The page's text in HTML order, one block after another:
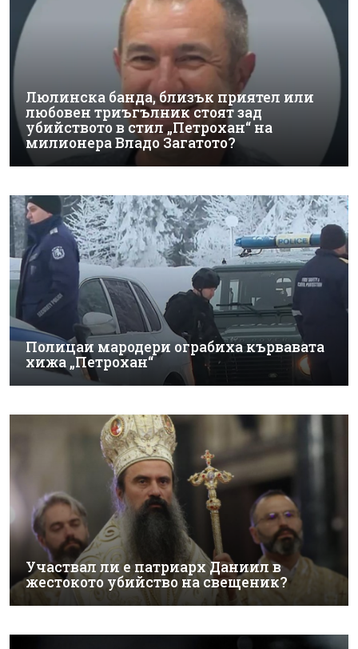
Люлинска банда, близък приятел или
любовен триъгълник стоят зад
убийството в стил „Петрохан“ на
милионера Владо Загатото?
Полицаи мародери ограбиха кървавата
хижа „Петрохан“
Участвал ли е патриарх Даниил в
жестокото убийство на свещеник?